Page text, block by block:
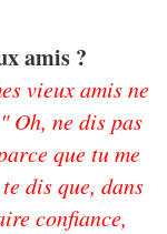
amis ?
vieux amis ne
Oh, ne dis pas
que tu me
dis que, dans
confiance,